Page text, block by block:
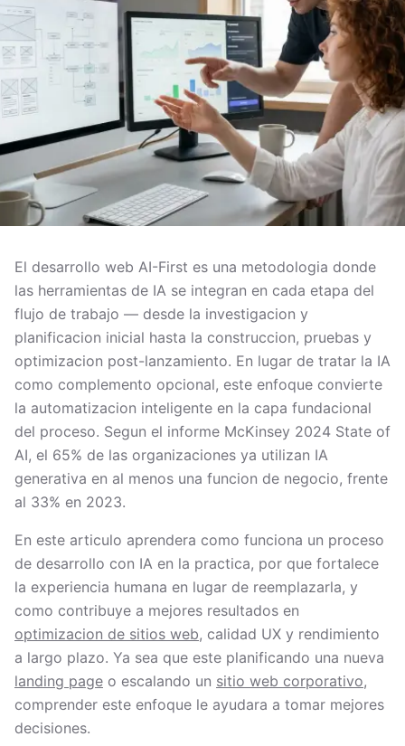
El desarrollo web AI-First es una metodologia donde
las herramientas de IA se integran en cada etapa del
flujo de trabajo — desde la investigacion y
planificacion inicial hasta la construccion, pruebas y
optimizacion post-lanzamiento. En lugar de tratar la IA
como complemento opcional, este enfoque convierte
la automatizacion inteligente en la capa fundacional
del proceso. Segun el informe McKinsey 2024 State of
AI, el 65% de las organizaciones ya utilizan IA
generativa en al menos una funcion de negocio, frente
al 33% en 2023.
En este articulo aprendera como funciona un proceso
de desarrollo con IA en la practica, por que fortalece
la experiencia humana en lugar de reemplazarla, y
como contribuye a mejores resultados en
optimizacion de sitios web, calidad UX y rendimiento
a largo plazo. Ya sea que este planificando una nueva
landing page o escalando un sitio web corporativo,
comprender este enfoque le ayudara a tomar mejores
decisiones.